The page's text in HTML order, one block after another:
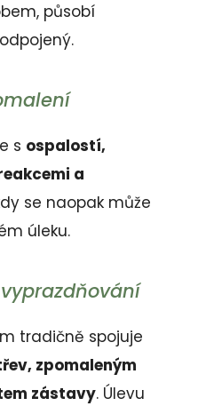
působí
s ospalostí,
a
se naopak může
úleku.
tradičně spojuje
zpomaleným
zástavy. Úlevu